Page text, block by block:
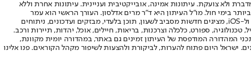
ולא צועקת. עיתונות אמינה, אובייקטיבית ועניינית. עיתונות אחרת וללא
בעל שיעור החשיפה הגבוה ביותר בימי חול. מו"ל העיתון היא ד"ר מרים אדלסון. העורך הראשי הוא עמר
לחמנוביץ, והעורך המייסד הוא עמוס רגב. אתרי האינטרנט של "ישראל היום" בעברית ובאנגלית, כמו כן היישומונים (אפליקציות) לאנדרואיד ול-iOS, מציגים חדשות מסביב לשעון, תוכן בלעדי, מבזקים ועדכונים, ניתוחים
טכנולוגיה, ספורט, כלכלה וצרכנות, בריאות, חיילים, אוכל, יהדות, תיירות ורכב.
המהדורה המודפסת של העיתון זמינים גם באתר, במהדורה יומית מקוונת,
ישראל היום פתוח להערות, לביקורת ולהצעות לשיפור מקהל הקוראים. פנו אלינו